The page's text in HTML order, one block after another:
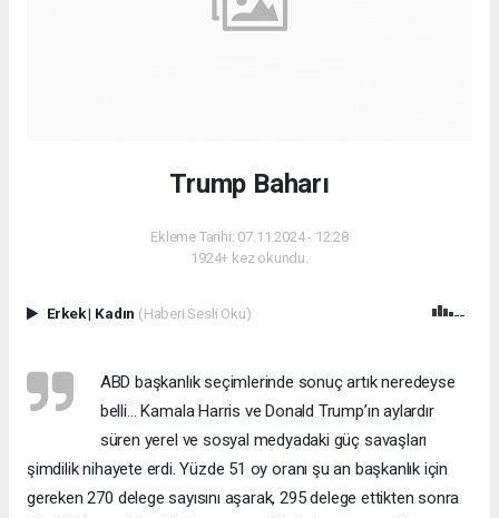
Trump Baharı
Ekleme Tarihi: 07.11.2024 - 12:28
1924+ kez okundu.
Erkek| Kadın (Haberi Sesli Oku)
ABD başkanlık seçimlerinde sonuç artık neredeyse
belli… Kamala Harris ve Donald Trump’ın aylardır
süren yerel ve sosyal medyadaki güç savaşları
şimdilik nihayete erdi. Yüzde 51 oy oranı şu an başkanlık için
gereken 270 delege sayısını aşarak, 295 delege ettikten sonra